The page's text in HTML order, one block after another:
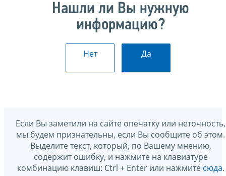
Нашли ли Вы нужную
информацию?
Нет Да
Если Вы заметили на сайте опечатку или неточность,
мы будем признательны, если Вы сообщите об этом.
Выделите текст, который, по Вашему мнению,
содержит ошибку, и нажмите на клавиатуре
комбинацию клавиш: Ctrl + Enter или нажмите сюда.